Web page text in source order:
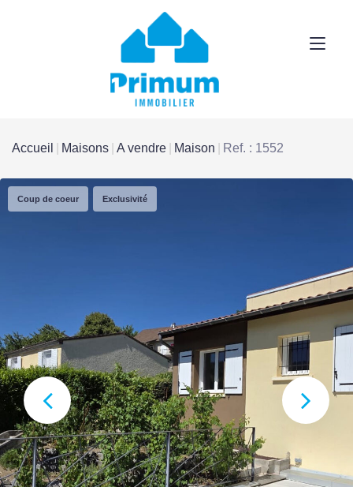
Accueil Maisons A vendre Maison Ref. : 1552
Coup de coeur Exclusivité